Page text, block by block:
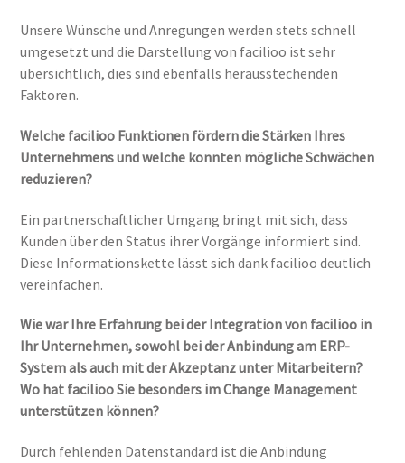
Unsere Wünsche und Anregungen werden stets schnell
umgesetzt und die Darstellung von facilioo ist sehr
übersichtlich, dies sind ebenfalls herausstechenden
Faktoren.
Welche facilioo Funktionen fördern die Stärken Ihres
Unternehmens und welche konnten mögliche Schwächen
reduzieren?
Ein partnerschaftlicher Umgang bringt mit sich, dass
Kunden über den Status ihrer Vorgänge informiert sind.
Diese Informationskette lässt sich dank facilioo deutlich
vereinfachen.
Wie war Ihre Erfahrung bei der Integration von facilioo in
Ihr Unternehmen, sowohl bei der Anbindung am ERP-
System als auch mit der Akzeptanz unter Mitarbeitern?
Wo hat facilioo Sie besonders im Change Management
unterstützen können?
Durch fehlenden Datenstandard ist die Anbindung